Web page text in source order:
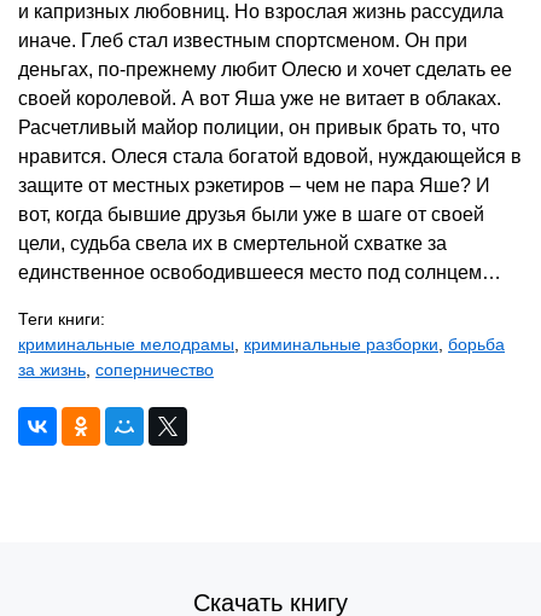
и капризных любовниц. Но взрослая жизнь рассудила
иначе. Глеб стал известным спортсменом. Он при
деньгах, по-прежнему любит Олесю и хочет сделать ее
своей королевой. А вот Яша уже не витает в облаках.
Расчетливый майор полиции, он привык брать то, что
нравится. Олеся стала богатой вдовой, нуждающейся в
защите от местных рэкетиров – чем не пара Яше? И
вот, когда бывшие друзья были уже в шаге от своей
цели, судьба свела их в смертельной схватке за
единственное освободившееся место под солнцем…
Теги книги:
криминальные мелодрамы, криминальные разборки, борьба
за жизнь, соперничество
Скачать книгу